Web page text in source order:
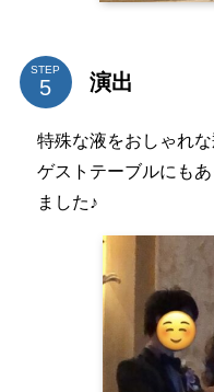
STEP 演出
特殊な液をおしゃれ
ゲストテーブルにも
ました♪